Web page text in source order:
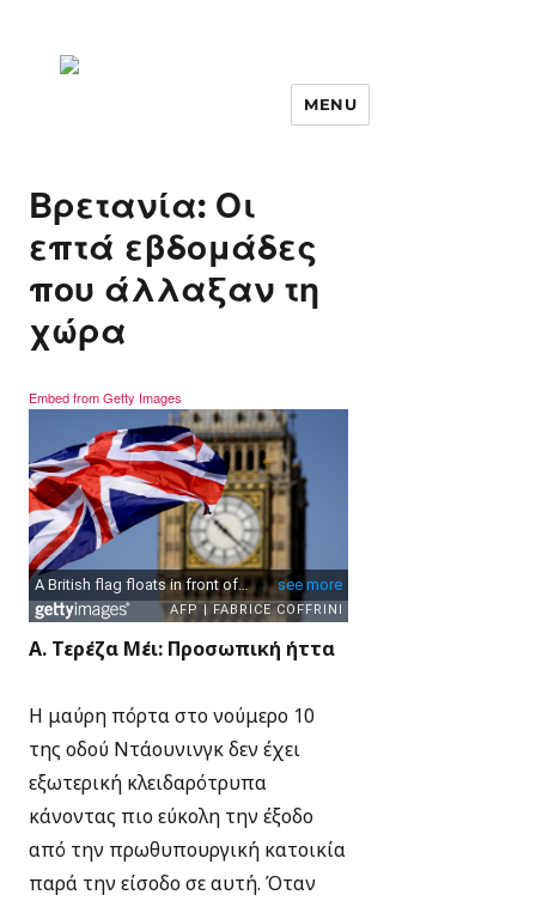
MENU
Βρετανία: Οι
επτά εβδομάδες
που άλλαξαν τη
χώρα
Embed from Getty Images
Α. Τερέζα Μέι: Προσωπική ήττα
Η μαύρη πόρτα στο νούμερο 10
της οδού Ντάουνινγκ δεν έχει
εξωτερική κλειδαρότρυπα
κάνοντας πιο εύκολη την έξοδο
από την πρωθυπουργική κατοικία
παρά την είσοδο σε αυτή. Όταν